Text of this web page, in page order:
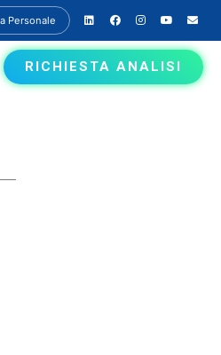
Personale
RICHIESTA ANALISI